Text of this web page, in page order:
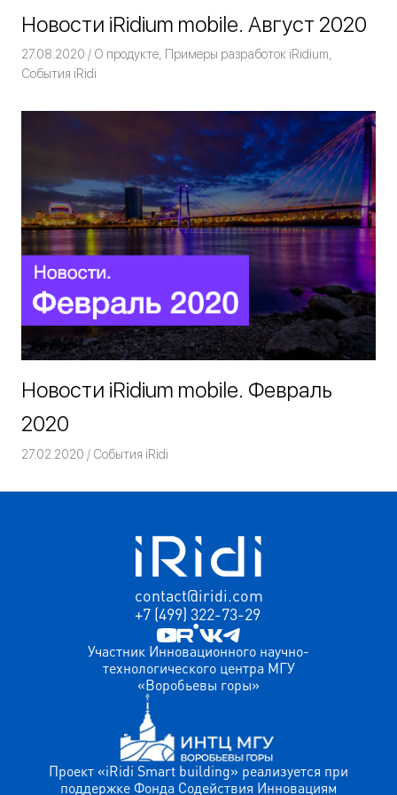
Новости iRidium mobile. Август 2020
27.08.2020 Команда iRidium mobile
О продукте, Примеры разработок iRidium,
События iRidi
Новости iRidium mobile. Февраль
2020
27.02.2020 Команда iRidium mobile
События iRidi
contact@iridi.com
+7 (499) 322-73-29
Участник Инновационного научно-
технологического центра МГУ
«Воробьевы горы»
Проект «iRidi Smart building» реализуется при
поддержке Фонда Содействия Инновациям